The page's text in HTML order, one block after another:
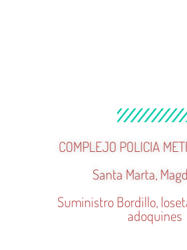
COMPLEJO POLICIA
Santa Marta,
Suministro Bordillo,
adoquines